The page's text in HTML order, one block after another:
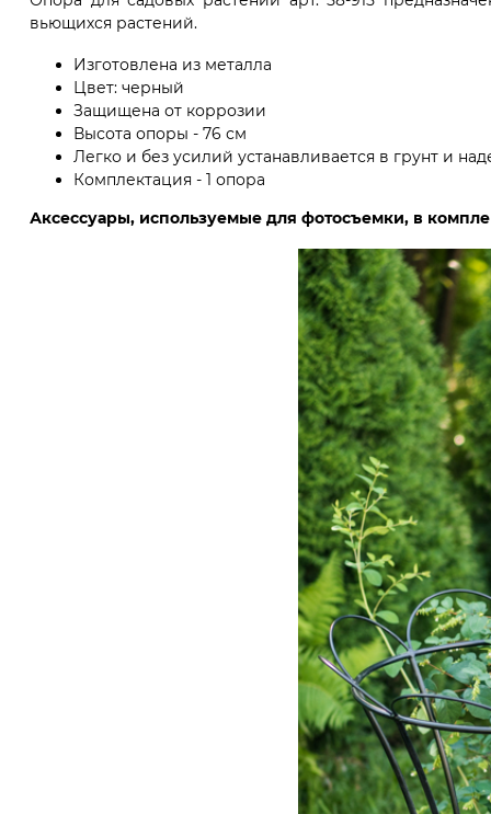
вьющихся растений.
Изготовлена из металла
Цвет: черный
Защищена от коррозии
Высота опоры - 76 см
Легко и без усилий устанавливается в грунт и
Комплектация - 1 опора
Аксессуары, используемые для фотосъемки, в